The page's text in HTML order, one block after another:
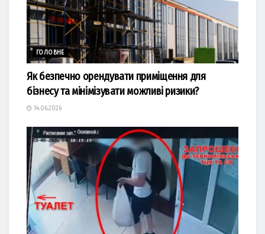
ГОЛОВНЕ
Як безпечно орендувати приміщення для
бізнесу та мінімізувати можливі ризики?
14.06.2026